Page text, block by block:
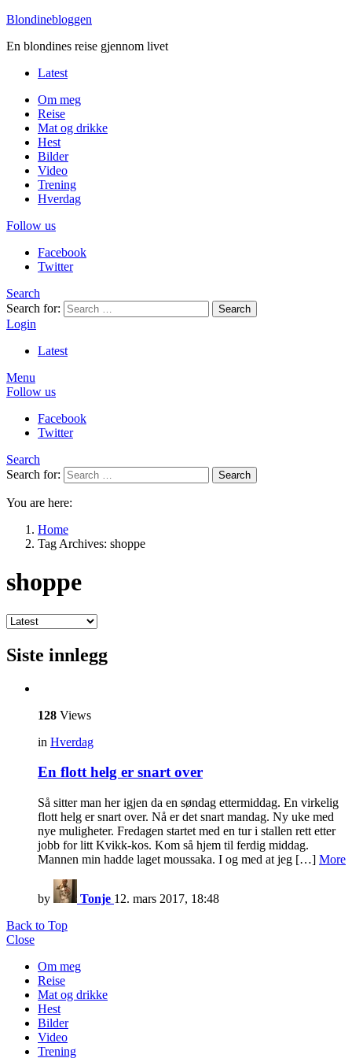
Blondinebloggen
En blondines reise gjennom livet
Latest
Om meg
Reise
Mat og drikke
Hest
Bilder
Video
Trening
Hverdag
Follow us
Facebook
Twitter
Search
Search for:
Search
Login
Latest
Menu
Follow us
Facebook
Twitter
Search
Search for:
Search
You are here:
Home
Tag Archives: shoppe
shoppe
Siste innlegg
128 Views
in Hverdag
En flott helg er snart over
Så sitter man her igjen da en søndag ettermiddag. En virkelig
flott helg er snart over. Nå er det snart mandag. Ny uke med
nye muligheter. Fredagen startet med en tur i stallen rett etter
jobb for litt Kvikk-kos. Kom så hjem til ferdig middag.
Mannen min hadde laget moussaka. I og med at jeg […] More
by Tonje 12. mars 2017, 18:48
Back to Top
Close
Om meg
Reise
Mat og drikke
Hest
Bilder
Video
Trening